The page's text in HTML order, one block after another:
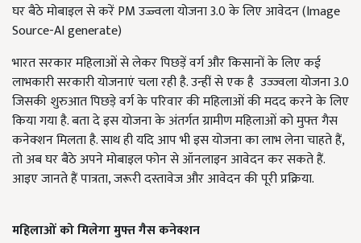
घर बैठे मोबाइल से करें PM उज्ज्वला योजना 3.0 के लिए आवेदन (Image
Source-AI generate)
भारत सरकार महिलाओं से लेकर पिछड़ें वर्ग और किसानों के लिए कई
लाभकारी सरकारी योजनाएं चला रही है. उन्हीं से एक है उज्‍ज्‍वला योजना 3.0
जिसकी शुरुआत पिछड़े वर्ग के परिवार की महिलाओं की मदद करने के लिए
किया गया है. बता दे इस योजना के अंतर्गत ग्रामीण महिलाओं को मुफ्त गैस
कनेक्शन मिलता है. साथ ही यदि आप भी इस योजना का लाभ लेना चाहते हैं,
तो अब घर बैठे अपने मोबाइल फोन से ऑनलाइन आवेदन कर सकते हैं.
आइए जानते हैं पात्रता, जरूरी दस्तावेज और आवेदन की पूरी प्रक्रिया.
महिलाओं को मिलेगा मुफ्त गैस कनेक्शन